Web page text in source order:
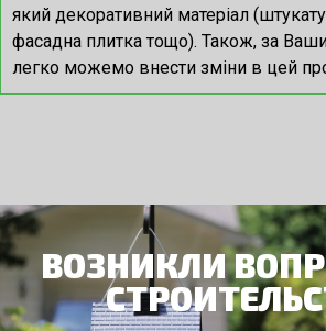
який декоративний матеріал
фасадна плитка тощо). Також, за
легко можемо внести зміни в цей
ВОЗНИКЛИ